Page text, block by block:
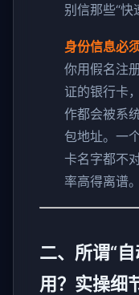
别信那些“快
身份信息必
你用假名注
证的银行卡
作都会被系
包地址。一
卡名字都不
率高得离谱。
二、所谓“
用？实操细